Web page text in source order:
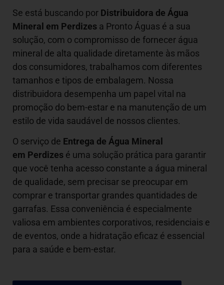
Se está buscando por Distribuidora de Água
Mineral em Perdizes a Pronto Águas é a sua
solução, com o compromisso de fornecer água
mineral de alta qualidade diretamente às mãos
dos consumidores, trabalhamos com diferentes
tamanhos e tipos de embalagem. Nossa
distribuidora desempenha um papel vital na
promoção do bem-estar e na manutenção de um
estilo de vida saudável de nossos clientes.
O serviço de Entrega de Água Mineral
em Perdizes é uma solução prática para garantir
que você tenha acesso constante a água mineral
de qualidade, sem precisar se preocupar em
comprar e transportar grandes quantidades de
garrafas. Essa conveniência é especialmente
valiosa em ambientes corporativos, residenciais e
de eventos, onde a hidratação eficaz é essencial
para a saúde e bem-estar.